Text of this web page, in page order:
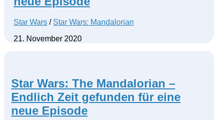
Star Wars / Star Wars: Mandalorian
21. November 2020
Star Wars: The Mandalorian –
Endlich Zeit gefunden für eine
neue Episode